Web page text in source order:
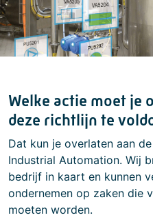
Welke actie moet je
deze richtlijn te
Dat kun je overlaten aan
Industrial Automation. Wij
bedrijf in kaart en kunnen
ondernemen op zaken die
moeten worden.